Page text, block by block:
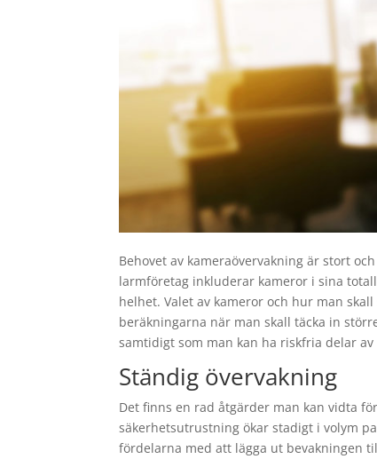
Behovet av kameraövervakning är stort
larmföretag inkluderar kameror i sina
helhet. Valet av kameror och hur man
beräkningarna när man skall täcka in
samtidigt som man kan ha riskfria delar
Ständig övervakning
Det finns en rad åtgärder man kan vidta
säkerhetsutrustning ökar stadigt i volym
fördelarna med att lägga ut bevakningen